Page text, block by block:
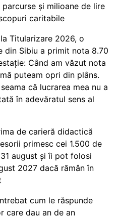
parcurse și milioane de lire
caritabile
Titularizare 2026, o
din Sibiu a primit nota 8.70
Când am văzut nota
puteam opri din plâns.
că lucrarea mea nu a
în adevăratul sens al
de carieră didactică
primesc cei 1.500 de
august și îi pot folosi
2027 dacă rămân în
cum le răspunde
care dau an de an